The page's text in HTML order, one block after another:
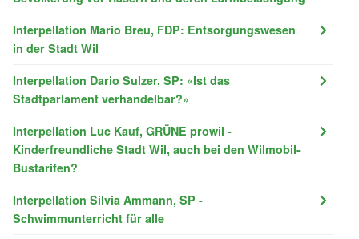
Interpellation Mario Breu, FDP: Entsorgungswesen
in der Stadt Wil
Interpellation Dario Sulzer, SP: «Ist das
Stadtparlament verhandelbar?»
Interpellation Luc Kauf, GRÜNE prowil -
Kinderfreundliche Stadt Wil, auch bei den Wilmobil-
Bustarifen?
Interpellation Silvia Ammann, SP -
Schwimmunterricht für alle